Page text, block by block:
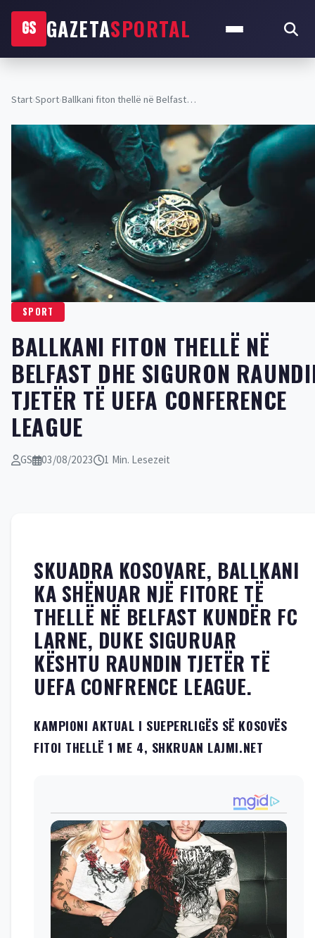
GS GAZETASPORTAL
Start›Sport›Ballkani fiton thellë në Belfast…
SPORT
BALLKANI FITON THELLË NË
BELFAST DHE SIGURON
TJETËR TË UEFA CONFERENCE
LEAGUE
GS 03/08/2023 1 Min. Lesezeit
SKUADRA KOSOVARE, BALLKANI
KA SHËNUAR NJË FITORE TË
THELLË NË BELFAST KUNDËR FC
LARNE, DUKE SIGURUAR
KËSHTU RAUNDIN TJETËR TË
UEFA CONFRENCE LEAGUE.
KAMPIONI AKTUAL I SUEPERLIGËS SË KOSOVËS
FITOI THELLË 1 ME 4, SHKRUAN LAJMI.NET